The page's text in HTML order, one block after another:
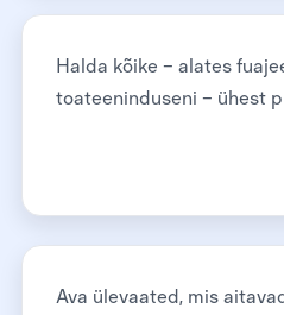
Halda kõike – alates
toateeninduseni – ühest
Ava ülevaated, mis